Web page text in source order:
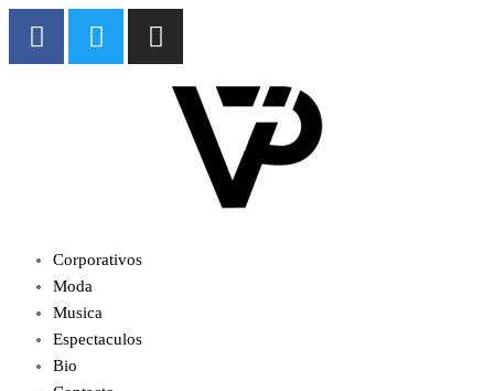
Corporativos
Moda
Musica
Espectaculos
Bio